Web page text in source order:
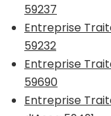
59237
Entreprise
59232
Entreprise
59690
Entreprise